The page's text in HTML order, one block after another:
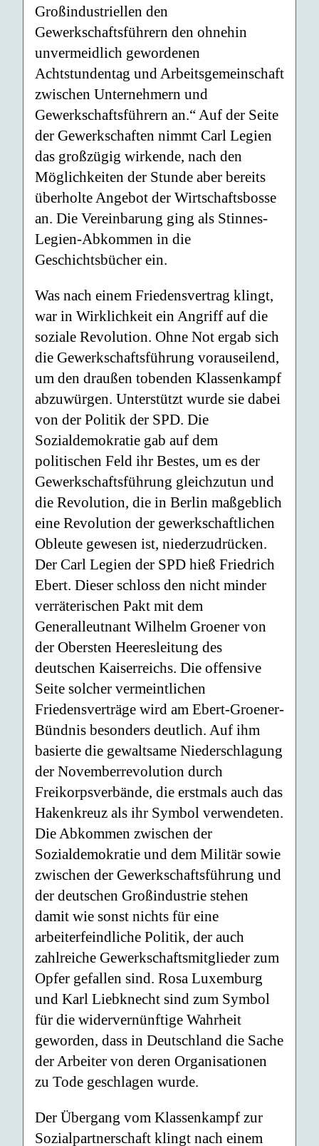
Großindustriellen den
Gewerkschaftsführern den ohnehin
unvermeidlich gewordenen
Achtstundentag und Arbeitsgemeinschaft
zwischen Unternehmern und
Gewerkschaftsführern an.“ Auf der Seite
der Gewerkschaften nimmt Carl Legien
das großzügig wirkende, nach den
Möglichkeiten der Stunde aber bereits
überholte Angebot der Wirtschaftsbosse
an. Die Vereinbarung ging als Stinnes-
Legien-Abkommen in die
Geschichtsbücher ein.
Was nach einem Friedensvertrag klingt,
war in Wirklichkeit ein Angriff auf die
soziale Revolution. Ohne Not ergab sich
die Gewerkschaftsführung vorauseilend,
um den draußen tobenden Klassenkampf
abzuwürgen. Unterstützt wurde sie dabei
von der Politik der SPD. Die
Sozialdemokratie gab auf dem
politischen Feld ihr Bestes, um es der
Gewerkschaftsführung gleichzutun und
die Revolution, die in Berlin maßgeblich
eine Revolution der gewerkschaftlichen
Obleute gewesen ist, niederzudrücken.
Der Carl Legien der SPD hieß Friedrich
Ebert. Dieser schloss den nicht minder
verräterischen Pakt mit dem
Generalleutnant Wilhelm Groener von
der Obersten Heeresleitung des
deutschen Kaiserreichs. Die offensive
Seite solcher vermeintlichen
Friedensverträge wird am Ebert-Groener-
Bündnis besonders deutlich. Auf ihm
basierte die gewaltsame Niederschlagung
der Novemberrevolution durch
Freikorpsverbände, die erstmals auch das
Hakenkreuz als ihr Symbol verwendeten.
Die Abkommen zwischen der
Sozialdemokratie und dem Militär sowie
zwischen der Gewerkschaftsführung und
der deutschen Großindustrie stehen
damit wie sonst nichts für eine
arbeiterfeindliche Politik, der auch
zahlreiche Gewerkschaftsmitglieder zum
Opfer gefallen sind. Rosa Luxemburg
und Karl Liebknecht sind zum Symbol
für die widervernünftige Wahrheit
geworden, dass in Deutschland die Sache
der Arbeiter von deren Organisationen
zu Tode geschlagen wurde.
Der Übergang vom Klassenkampf zur
Sozialpartnerschaft klingt nach einem